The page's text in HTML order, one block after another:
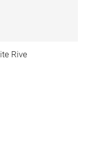
Rive